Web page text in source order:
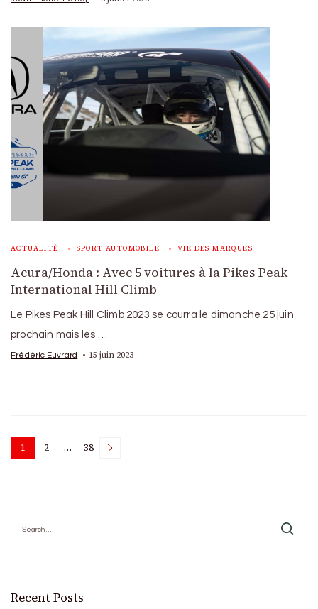
ACTUALITÉ SPORT AUTOMOBILE VIE DES MARQUES
Acura/Honda : Avec 5 voitures à la Pikes Peak
International Hill Climb
Le Pikes Peak Hill Climb 2023 se courra le dimanche 25 juin
prochain mais les …
Frédéric Euvrard 15 juin 2023
Posts
Page
1 Page
2 … Page
38
for:
Recent Posts